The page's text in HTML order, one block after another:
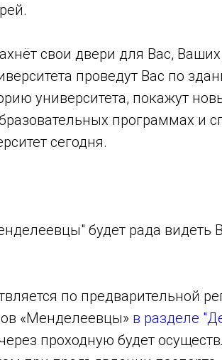
свои двери для Вас,
проведут Вас по
университета, покажут
программах и
сегодня.
будет рада видеть
по предварительной
«Менделеевцы» в разделе
проходную будет